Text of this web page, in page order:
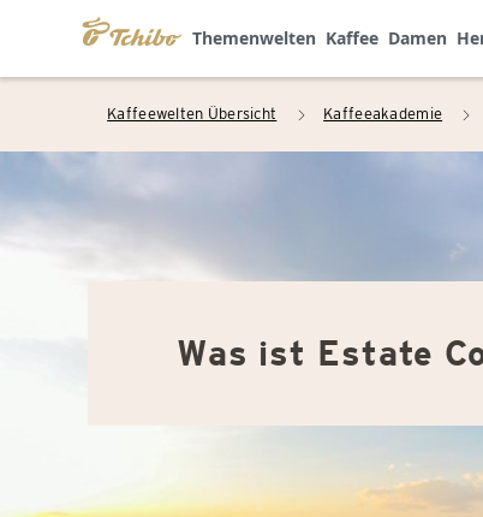
Themenwelten Kaffee Damen
Kaffeewelten Übersicht arrow_right Kaffeeakademie arrow_right
Was ist Estate